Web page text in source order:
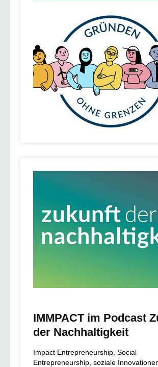
IMMPACT im Podcast
der Nachhaltigkeit
Impact Entrepreneurship, Social
Entrepreneurship, soziale